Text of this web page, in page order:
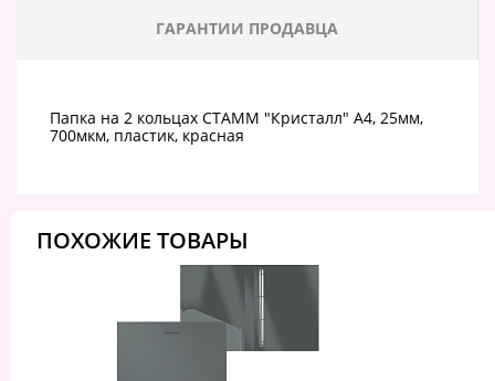
ГАРАНТИИ ПРОДАВЦА
Папка на 2 кольцах СТАММ "Кристалл" А4, 25мм,
700мкм, пластик, красная
ПОХОЖИЕ ТОВАРЫ